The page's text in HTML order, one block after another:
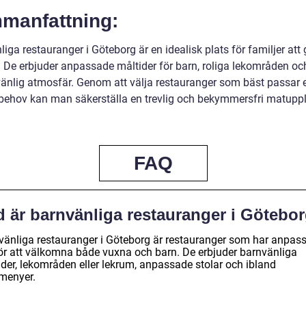
restauranger i Göteborg är en idealisk plats för familjer att
De erbjuder anpassade måltider för barn, roliga lekområden
atmosfär. Genom att välja restauranger som bäst passar
kan man säkerställa en trevlig och bekymmersfri
FAQ
är barnvänliga restauranger i
restauranger i Göteborg är restauranger som har
att välkomna både vuxna och barn. De erbjuder barnvänliga
lekområden eller lekrum, anpassade stolar och ibland